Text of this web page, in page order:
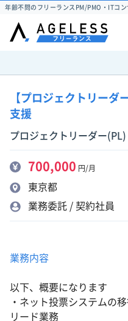
年齢不問のフリーランスPM/PMO・ITコ
【プロジェクトリーダ
支援
プロジェクトリーダー(PL)
700,000 円/月
東京都
業務委託 / 契約社員
業務内容
以下、概要になります
・ネット投票システムの
リード業務